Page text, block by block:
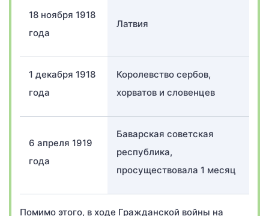
18 ноября 1918
года
Латвия
1 декабря 1918
года
Королевство сербов,
хорватов и словенцев
6 апреля 1919
года
Баварская советская
республика,
просуществовала 1 месяц
Помимо этого, в ходе Гражданской войны на